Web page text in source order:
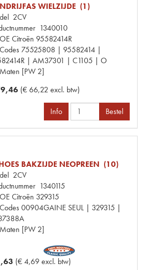
WIELZIJDE (1)
2CV
1340010
OE Citroën 95582414R
Codes 75525808 | 95582414 |
| AM37301 | C1105 | O
Maten [PW 2]
(€ 66,22 excl. btw)
Info Bestel
BAKZIJDE NEOPREEN (10)
2CV
1340115
OE Citroën 329315
Codes00904GAINE SEUL | 329315 |
Maten [PW 2]
(€ 4,69 excl. btw)